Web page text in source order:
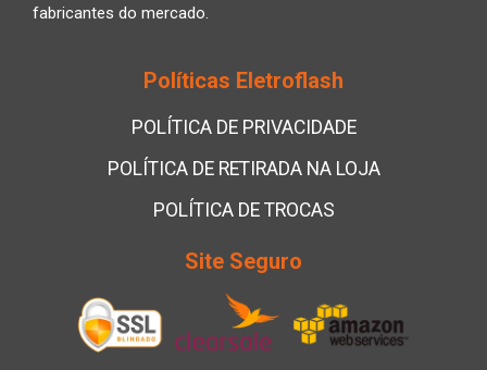
fabricantes do mercado.
Políticas Eletroflash
POLÍTICA DE PRIVACIDADE
POLÍTICA DE RETIRADA NA LOJA
POLÍTICA DE TROCAS
Site Seguro